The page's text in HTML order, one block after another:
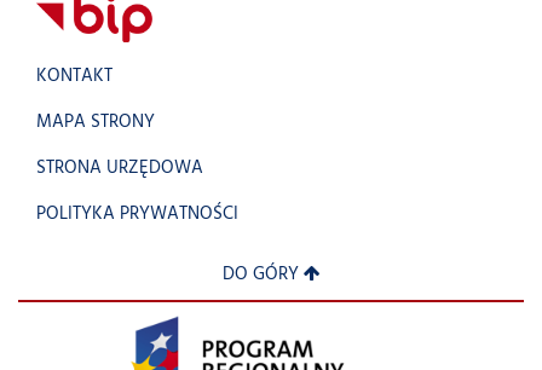
KONTAKT
MAPA STRONY
STRONA URZĘDOWA
POLITYKA PRYWATNOŚCI
DO GÓRY